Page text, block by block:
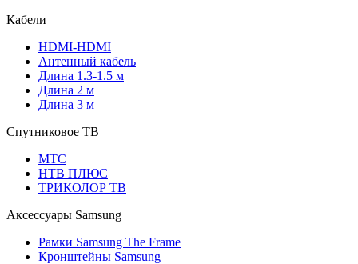
Кабели
HDMI-HDMI
Антенный кабель
Длина 1.3-1.5 м
Длина 2 м
Длина 3 м
Спутниковое ТВ
МТС
НТВ ПЛЮС
ТРИКОЛОР ТВ
Аксессуары Samsung
Рамки Samsung The Frame
Кронштейны Samsung